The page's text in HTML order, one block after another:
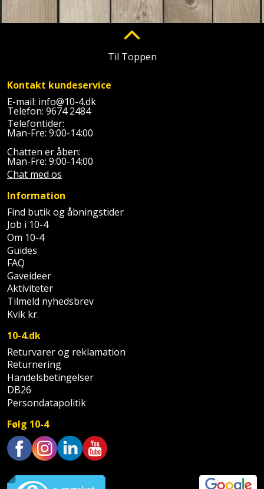
og
teleskopstøtte
Stemmejern
Stige
Stillads
Tænger
Tagpapbrænder
Tapetværktøj
Tommestok
Tømrervinkel
Tragt
Ud-
og
aftrækker
Værktøjskasse
og
opbevaring
Værktøjssæt
Vaterpas
Multicuttertilbehør
Nedbrydningshammer
Overfræser
Overfræsertilbehør
Polermaskine
Rillefræser
Røreværk
Rotationslaser
Rundsav
Rundsavsklinge
Rystepudser
Rystepudsertilbehør
Slagboremaskine
Slagnøgle
Slagnøgletilbehør
Slagskruetrækker
Redskabsskur
Sikkerhed
i
hjemmet
Skadedyrsbekæmpelse
Skydelåge
Støttemur
Støvsuger
Strygejern
Tømidler
Tørrestativ
Trappevanger
Udebruser
afskærmning
Varme
Til Toppen
Kontakt kundeservice
E-mail: info@10-4.dk
Telefon: 9674 2484
Telefontider:
Man-Fre: 9:00-14:00
Chatten er åben:
Man-Fre: 9:00-14:00
Chat med os
Information
Find butik og åbningstider
Job i 10-4
Om 10-4
Guides
FAQ
Gaveideer
Aktiviteter
Tilmeld nyhedsbrev
Kvik kr.
10-4.dk
Returvarer og reklamation
Returnering
Handelsbetingelser
DB26
Persondatapolitik
Følg 10-4